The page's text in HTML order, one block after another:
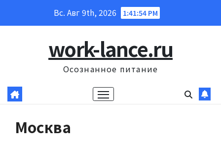
Вс. Авг 9th, 2026 1:41:55 PM
work-lance.ru
Осознанное питание
Москва